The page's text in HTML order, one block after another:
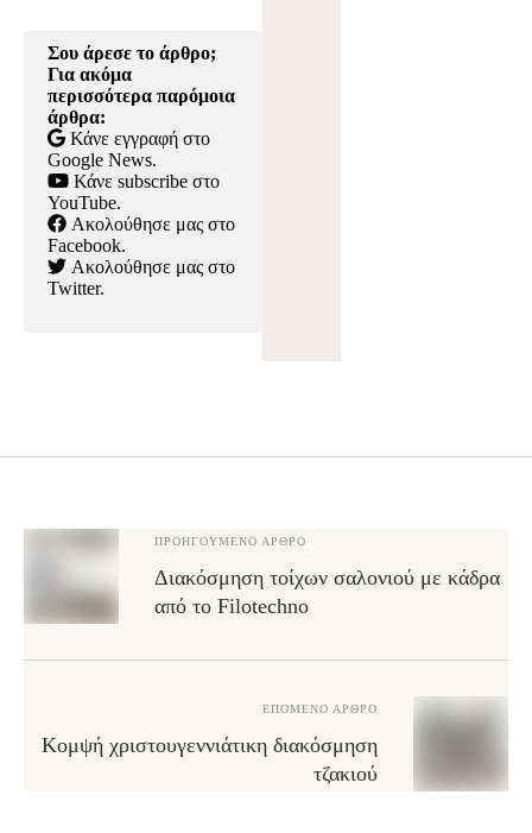
Σου άρεσε το άρθρο;
Για ακόμα
περισσότερα παρόμοια
άρθρα:
Κάνε εγγραφή στο
Google News.
Κάνε subscribe στο
YouTube.
Ακολούθησε μας στο
Facebook.
Ακολούθησε μας στο
Twitter.
ΠΡΟΗΓΟΎΜΕΝΟ ΆΡΘΡΟ
Διακόσμηση τοίχων σαλονιού με κάδρα
από το Filotechno
ΕΠΌΜΕΝΟ ΆΡΘΡΟ
Κομψή χριστουγεννιάτικη διακόσμηση
τζακιού